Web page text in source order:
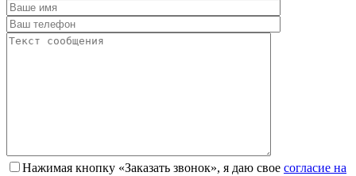
Нажимая кнопку «Заказать звонок», я даю свое согласие на